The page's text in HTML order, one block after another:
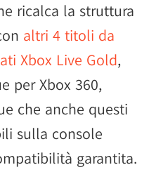
ricalca la struttura
altri 4 titoli da
Xbox Live Gold,
per Xbox 360,
che anche questi
sulla console
garantita.